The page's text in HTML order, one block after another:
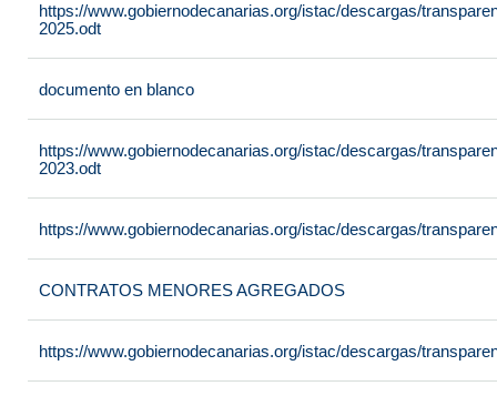
https://www.gobiernodecanarias.org/istac/descargas/
2025.odt
documento en blanco
https://www.gobiernodecanarias.org/istac/descargas/
2023.odt
https://www.gobiernodecanarias.org/istac/descargas/
CONTRATOS MENORES AGREGADOS
https://www.gobiernodecanarias.org/istac/descargas/